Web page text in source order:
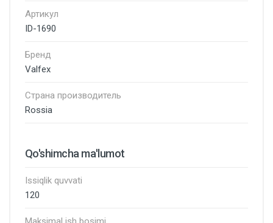
Артикул
ID-1690
Бренд
Valfex
Страна производитель
Rossia
Qo'shimcha ma'lumot
Issiqlik quvvati
120